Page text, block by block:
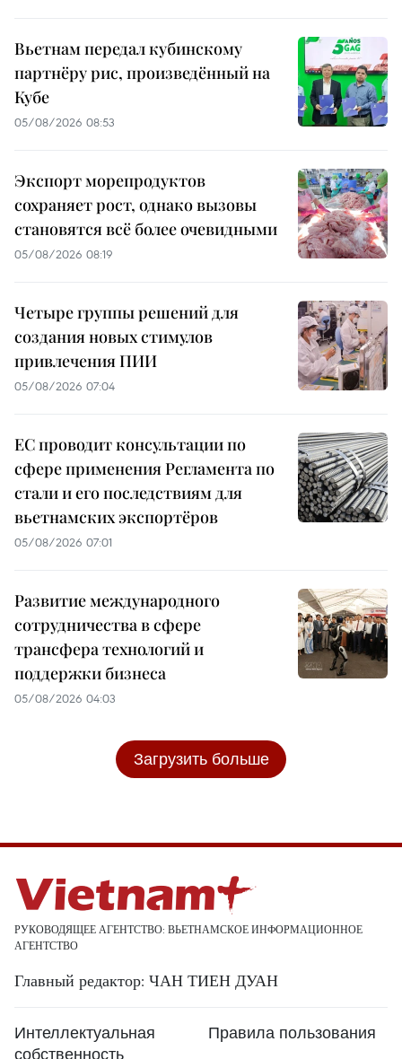
Вьетнам передал кубинскому
партнёру рис, произведённый на
Кубе
05/08/2026 08:53
Экспорт морепродуктов
сохраняет рост, однако вызовы
становятся всё более очевидными
05/08/2026 08:19
Четыре группы решений для
создания новых стимулов
привлечения ПИИ
05/08/2026 07:04
ЕС проводит консультации по
сфере применения Регламента по
стали и его последствиям для
вьетнамских экспортёров
05/08/2026 07:01
Развитие международного
сотрудничества в сфере
трансфера технологий и
поддержки бизнеса
05/08/2026 04:03
Загрузить больше
РУКОВОДЯЩЕЕ АГЕНТСТВО: ВЬЕТНАМСКОЕ ИНФОРМАЦИОННОЕ
АГЕНТСТВО
Главный редактор: ЧАН ТИЕН ДУАН
Интеллектуальная
собственность
Правила пользования